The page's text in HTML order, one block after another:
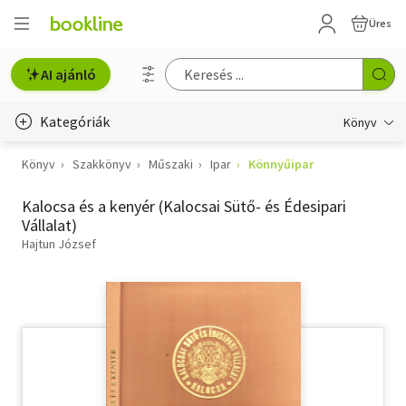
Üres
AI ajánló
Kategóriák Könyv
Életmód, egészség
Erotika
Gyermek- és ifjúsági
Hobbi, szabadidő
Könyv Szakkönyv Műszaki Ipar Könnyűipar
Kalocsa és a kenyér (Kalocsai Sütő- és Édesipari
Vállalat)
Hajtun József